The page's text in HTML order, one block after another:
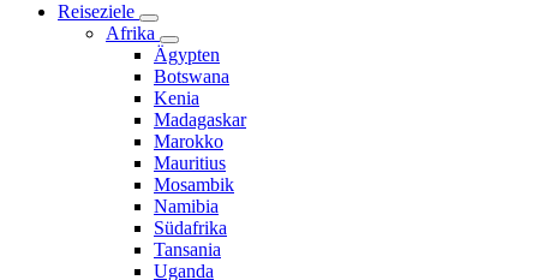
Reiseziele
Afrika
Ägypten
Botswana
Kenia
Madagaskar
Marokko
Mauritius
Mosambik
Namibia
Südafrika
Tansania
Uganda